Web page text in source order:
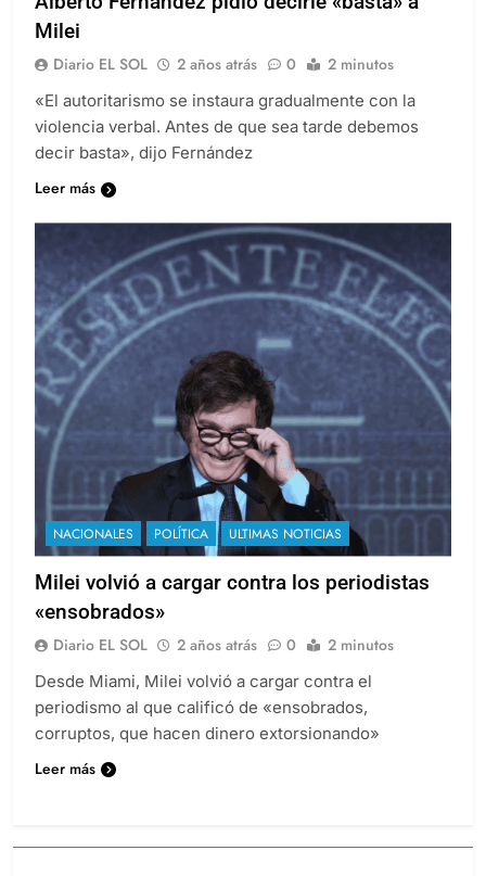
Milei
Diario EL SOL 2 años atrás 0 2 minutos
«El autoritarismo se instaura gradualmente con la
violencia verbal. Antes de que sea tarde debemos
decir basta», dijo Fernández
Leer más
NACIONALES POLÍTICA ULTIMAS NOTICIAS
Milei volvió a cargar contra los periodistas
«ensobrados»
Diario EL SOL 2 años atrás 0 2 minutos
Desde Miami, Milei volvió a cargar contra el
periodismo al que calificó de «ensobrados,
corruptos, que hacen dinero extorsionando»
Leer más